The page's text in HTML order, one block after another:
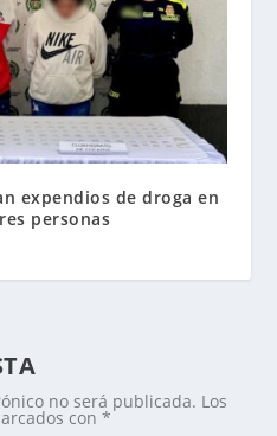
expendios de droga en
personas
no será publicada. Los
con*